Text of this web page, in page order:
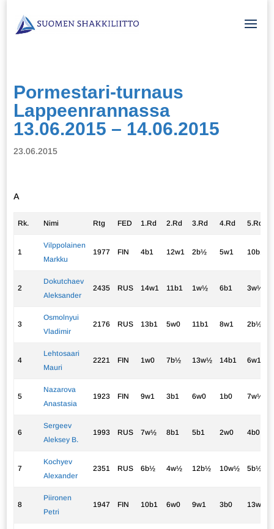
Pormestari-turnaus
Lappeenrannassa
13.06.2015 – 14.06.2015
23.06.2015
A
Rk. Nimi Rtg FED 1.Rd 2.Rd 3.Rd 4.Rd 5.Rd
1
Vilppolainen
Markku
1977 FIN 4b1 12w1 2b½ 5w1 10b1
2
Dokutchaev
Aleksander
2435 RUS 14w1 11b1 1w½ 6b1 3w½
3
Osmolnyui
Vladimir
2176 RUS 13b1 5w0 11b1 8w1 2b½
4
Lehtosaari
Mauri
2221 FIN 1w0 7b½ 13w½ 14b1 6w1
5
Nazarova
Anastasia
1923 FIN 9w1 3b1 6w0 1b0 7w½
6
Sergeev
Aleksey B.
1993 RUS 7w½ 8b1 5b1 2w0 4b0
7
Kochyev
Alexander
2351 RUS 6b½ 4w½ 12b½ 10w½ 5b½
8
Piironen
Petri
1947 FIN 10b1 6w0 9w1 3b0 13w½